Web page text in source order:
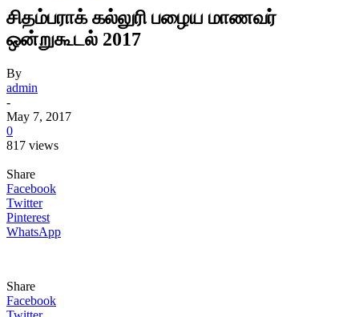
சிதம்பராக் கல்லுரி பழைய மாணவர்
ஒன்றுகூடல் 2017
By
admin
-
May 7, 2017
0
817 views
Share
Facebook
Twitter
Pinterest
WhatsApp
Share
Facebook